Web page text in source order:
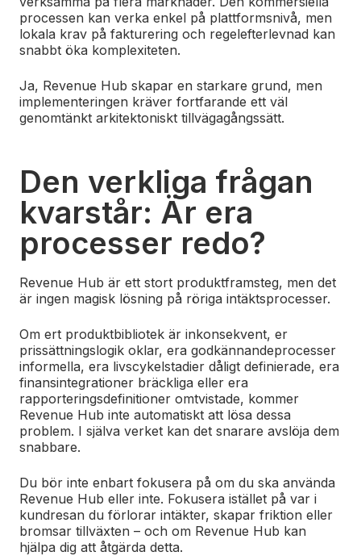
processen kan verka enkel på plattformsnivå, men
lokala krav på fakturering och regelefterlevnad kan
snabbt öka komplexiteten.
Ja, Revenue Hub skapar en starkare grund, men
implementeringen kräver fortfarande ett väl
genomtänkt arkitektoniskt tillvägagångssätt.
Den verkliga frågan
kvarstår: Är era
processer redo?
Revenue Hub är ett stort produktframsteg, men det
är ingen magisk lösning på röriga intäktsprocesser.
Om ert produktbibliotek är inkonsekvent, er
prissättningslogik oklar, era godkännandeprocesser
informella, era livscykelstadier dåligt definierade, era
finansintegrationer bräckliga eller era
rapporteringsdefinitioner omtvistade, kommer
Revenue Hub inte automatiskt att lösa dessa
problem. I själva verket kan det snarare avslöja dem
snabbare.
Du bör inte enbart fokusera på om du ska använda
Revenue Hub eller inte. Fokusera istället på var i
kundresan du förlorar intäkter, skapar friktion eller
bromsar tillväxten – och om Revenue Hub kan
hjälpa dig att åtgärda detta.